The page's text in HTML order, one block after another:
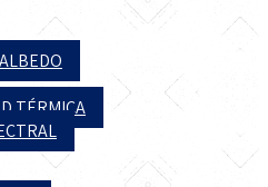
TÉRMICA